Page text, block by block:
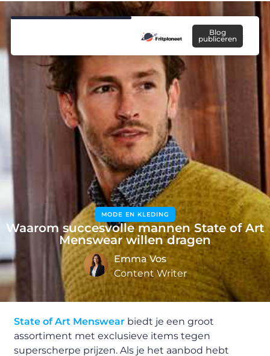
Blog
publiceren
MODE EN KLEDING
Waarom succesvolle mannen State of Art
Menswear willen dragen
Emma Vos
Content Writer
State of Art Menswear biedt je een groot
assortiment met exclusieve items tegen
superscherpe prijzen. Als je het aanbod hebt